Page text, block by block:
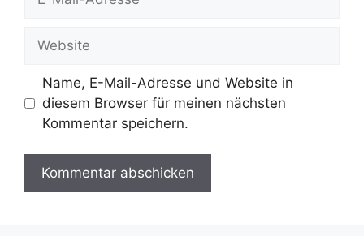
Mail-
Name, E-Mail-Adresse und Website in
diesem Browser für meinen nächsten
Kommentar speichern.